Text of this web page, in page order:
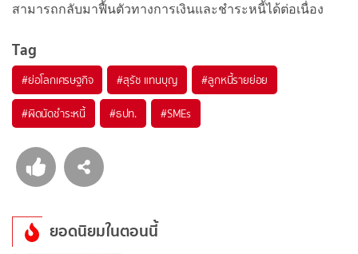
สามารถกลับมาฟื้นตัวทางการเงินและชำระหนี้ได้ต่อเนื่อง
Tag
#ย่อโลกเศรษฐกิจ #สุรัช แทนบุญ #ลูกหนี้รายย่อย
#ผิดนัดชำระหนี้ #ธปท. #SMEs
ยอดนิยมในตอนนี้